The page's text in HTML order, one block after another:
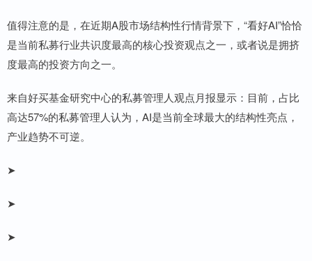
值得注意的是，在近期A股市场结构性行情背景下，“看好AI”恰恰
是当前私募行业共识度最高的核心投资观点之一，或者说是拥挤
度最高的投资方向之一。
来自好买基金研究中心的私募管理人观点月报显示：目前，占比
高达57%的私募管理人认为，AI是当前全球最大的结构性亮点，
产业趋势不可逆。
➤
➤
➤